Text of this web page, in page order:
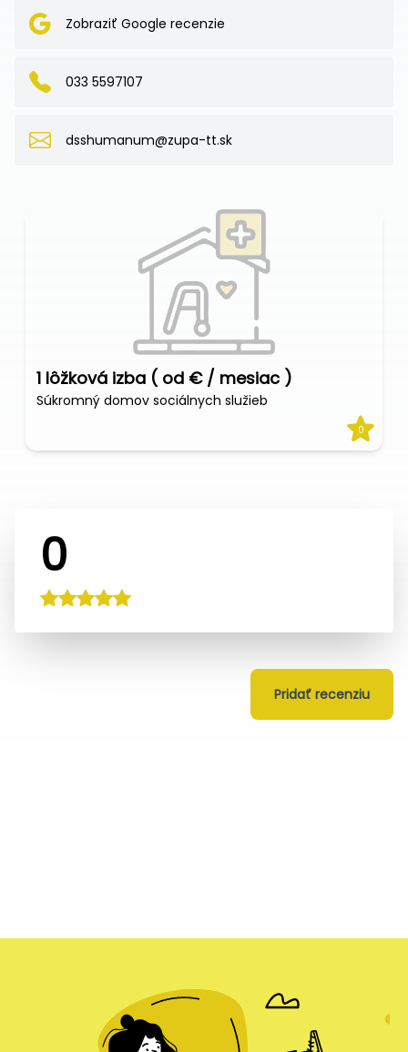
Zobraziť Google recenzie
033 5597107
dsshumanum@zupa-tt.sk
1 lôžková izba ( od € / mesiac )
Súkromný domov sociálnych služieb
0
0
Pridať recenziu